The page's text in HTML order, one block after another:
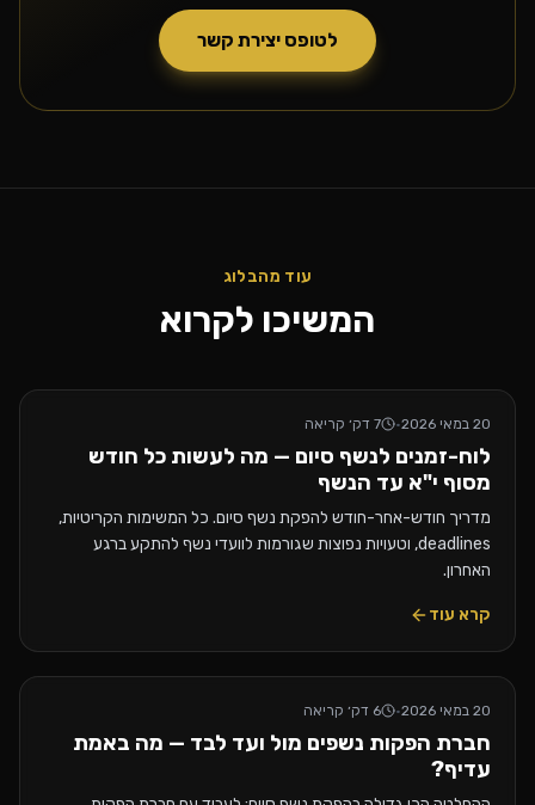
לטופס יצירת קשר
עוד מהבלוג
המשיכו לקרוא
20 במאי 2026 ·
7 דק׳ קריאה
לוח-זמנים לנשף סיום — מה לעשות כל חודש
מסוף י"א עד הנשף
מדריך חודש-אחר-חודש להפקת נשף סיום. כל המשימות הקריטיות,
deadlines, וטעויות נפוצות שגורמות לוועדי נשף להתקע ברגע
האחרון.
קרא עוד
20 במאי 2026 ·
6 דק׳ קריאה
חברת הפקות נשפים מול ועד לבד — מה באמת
עדיף?